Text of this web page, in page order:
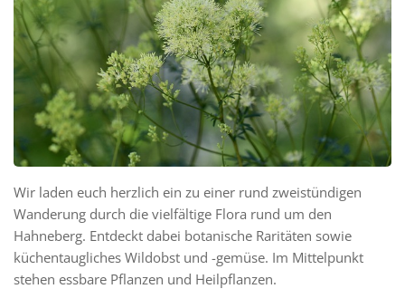
Wir laden euch herzlich ein zu einer rund zweistündigen
Wanderung durch die vielfältige Flora rund um den
Hahneberg. Entdeckt dabei botanische Raritäten sowie
küchentaugliches Wildobst und -gemüse. Im Mittelpunkt
stehen essbare Pflanzen und Heilpflanzen.